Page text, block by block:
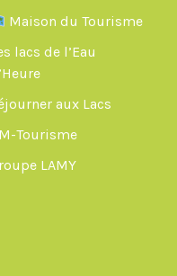
Maison du Tourisme
lacs de l’Eau
aux Lacs
Tourisme
LAMY